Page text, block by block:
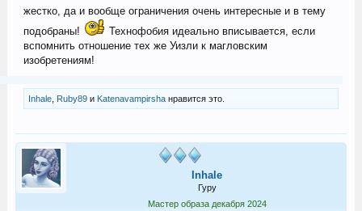
жестко, да и вообще ограничения очень интересные и в тему
подобраны!
Технофобия идеально вписывается, если
вспомнить отношение тех же Уизли к магловским
изобретениям!
Inhale, Ruby89и Katenavampirshaнравится это.
Inhale
Гуру
Мастер образа декабря 2024